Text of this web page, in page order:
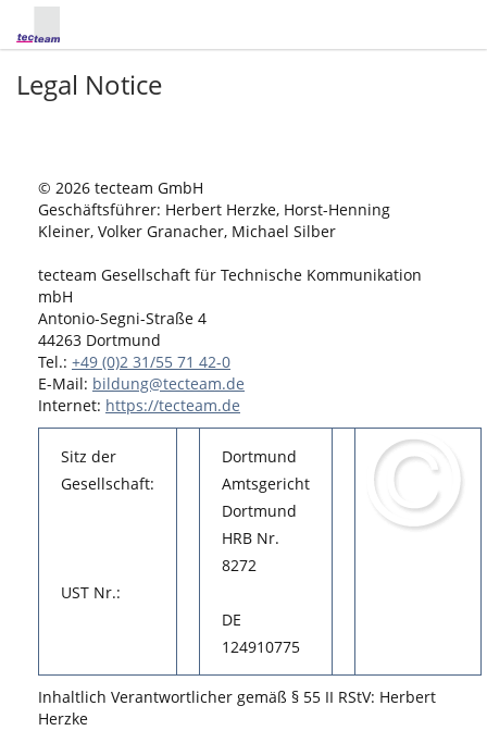
Legal Notice
© 2026 tecteam GmbH
Geschäftsführer: Herbert Herzke, Horst-Henning
Kleiner, Volker Granacher, Michael Silber
tecteam Gesellschaft für Technische Kommunikation
mbH
Antonio-Segni-Straße 4
44263 Dortmund
Tel.: +49 (0)2 31/55 71 42-0
E-Mail: bildung@tecteam.de
Internet: https://tecteam.de
Sitz der
Gesellschaft:
UST Nr.:
Dortmund
Amtsgericht
Dortmund
HRB Nr.
8272
DE
124910775
Inhaltlich Verantwortlicher gemäß § 55 II RStV: Herbert
Herzke